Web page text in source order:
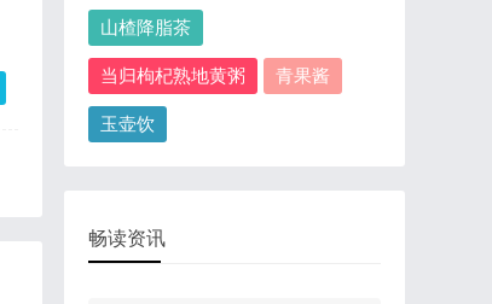
山楂降脂茶
当归枸杞熟地黄粥 青果酱
玉壶饮
畅读资讯